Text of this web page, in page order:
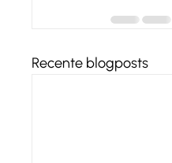
Recente blogposts